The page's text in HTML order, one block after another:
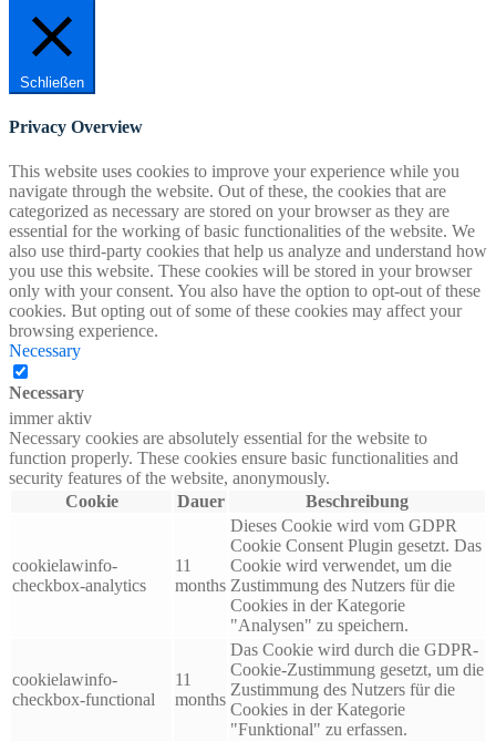
Schließen
Privacy Overview
This website uses cookies to improve your experience while you
navigate through the website. Out of these, the cookies that are
categorized as necessary are stored on your browser as they are
essential for the working of basic functionalities of the website. We
also use third-party cookies that help us analyze and understand how
you use this website. These cookies will be stored in your browser
only with your consent. You also have the option to opt-out of these
cookies. But opting out of some of these cookies may affect your
browsing experience.
Necessary
Necessary
immer aktiv
Necessary cookies are absolutely essential for the website to
function properly. These cookies ensure basic functionalities and
security features of the website, anonymously.
Cookie
Dauer Beschreibung
cookielawinfo-
checkbox-analytics
11
months
Dieses Cookie wird vom GDPR
Cookie Consent Plugin gesetzt. Das
Cookie wird verwendet, um die
Zustimmung des Nutzers für die
Cookies in der Kategorie
"Analysen" zu speichern.
cookielawinfo-
checkbox-functional
11
months
Das Cookie wird durch die GDPR-
Cookie-Zustimmung gesetzt, um die
Zustimmung des Nutzers für die
Cookies in der Kategorie
"Funktional" zu erfassen.